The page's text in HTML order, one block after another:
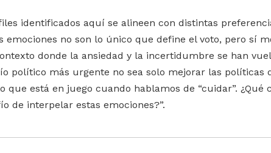
identificados aquí se alineen con distintas
emociones no son lo único que define el voto, pero sí
donde la ansiedad y la incertidumbre se han
político más urgente no sea solo mejorar las políticas
está en juego cuando hablamos de “cuidar”. ¿Qué
de interpelar estas emociones?”.